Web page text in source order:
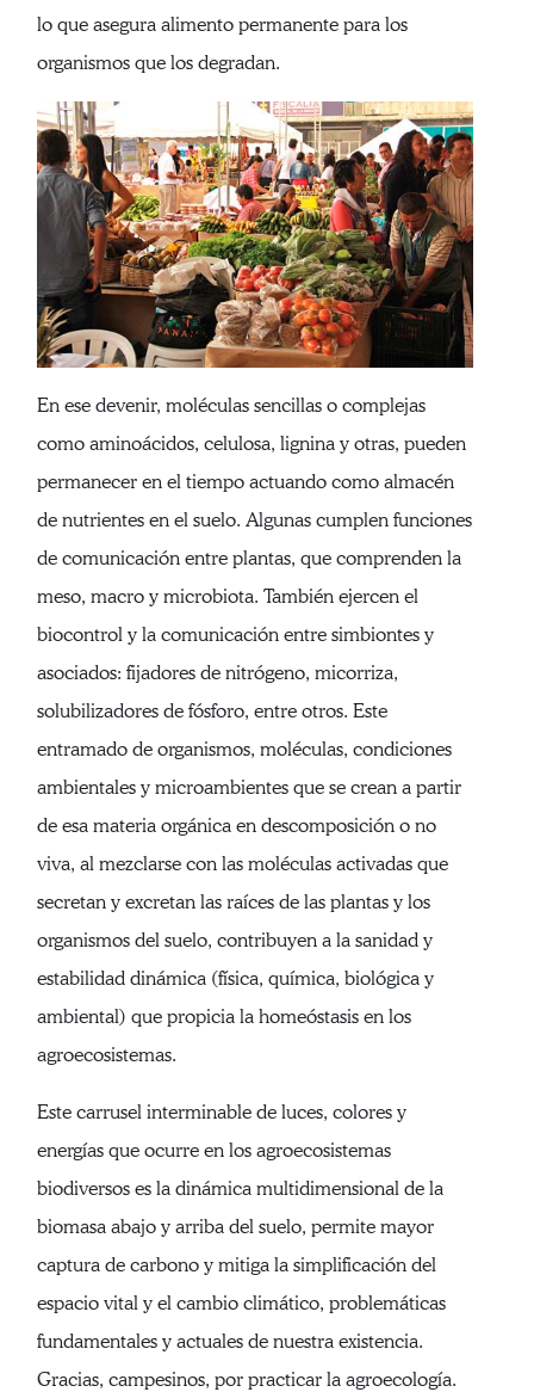
lo que asegura alimento permanente para los
organismos que los degradan.
En ese devenir, moléculas sencillas o complejas
como aminoácidos, celulosa, lignina y otras, pueden
permanecer en el tiempo actuando como almacén
de nutrientes en el suelo. Algunas cumplen funciones
de comunicación entre plantas, que comprenden la
meso, macro y microbiota. También ejercen el
biocontrol y la comunicación entre simbiontes y
asociados: fijadores de nitrógeno, micorriza,
solubilizadores de fósforo, entre otros. Este
entramado de organismos, moléculas, condiciones
ambientales y microambientes que se crean a partir
de esa materia orgánica en descomposición o no
viva, al mezclarse con las moléculas activadas que
secretan y excretan las raíces de las plantas y los
organismos del suelo, contribuyen a la sanidad y
estabilidad dinámica (física, química, biológica y
ambiental) que propicia la homeóstasis en los
agroecosistemas.
Este carrusel interminable de luces, colores y
energías que ocurre en los agroecosistemas
biodiversos es la dinámica multidimensional de la
biomasa abajo y arriba del suelo, permite mayor
captura de carbono y mitiga la simplificación del
espacio vital y el cambio climático, problemáticas
fundamentales y actuales de nuestra existencia.
Gracias, campesinos, por practicar la agroecología.